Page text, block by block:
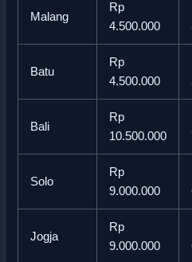
Malang
Rp
4.500.000
Batu
Rp
4.500.000
Bali
Rp
10.500.000
Solo
Rp
9.000.000
Jogja
Rp
9.000.000